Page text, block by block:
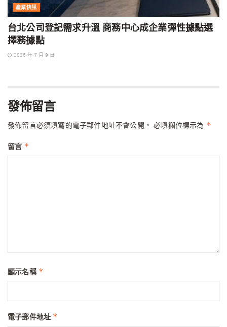
產業快訊
台北公司登記需求升溫 商務中心成企業彈性據點選
擇務據點
2026 年 7 月 9 日
發佈留言
發佈留言必須填寫的電子郵件地址不會公開。 必填欄位標示為 *
留言 *
顯示名稱 *
電子郵件地址 *